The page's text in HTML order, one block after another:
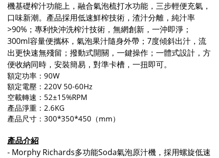
機基礎榨汁功能上，融合氣泡梳打水功能，三步輕便充氣，
口味新潮。產品採用低速鮮榨技術，渣汁分離，純汁率
>90%；專利快沖洗榨汁技術，無網創新，一沖即淨；
300ml容量便攜杯，氣泡果汁隨身外帶；7度傾斜出汁，流
出更快速無殘留；撥動式開關，一鍵操作；一體式設計，方
便收納同時，安裝簡易，對準卡槽，一扭即可。
額定功率：90W
額定電壓：220V 50-60Hz
空載轉速：52±15%RPM
產品淨重：2.6KG
產品尺寸：300*350*450（mm）
產品介紹
- Morphy Richards多功能Soda氣泡原汁機，採用螺旋低速